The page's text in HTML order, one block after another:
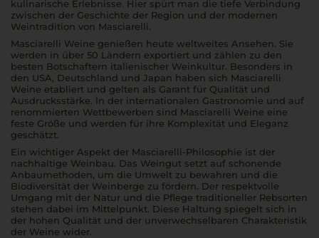
kulinarische Erlebnisse. Hier spürt man die tiefe Verbindung
zwischen der Geschichte der Region und der modernen
Weintradition von Masciarelli.
Masciarelli Weine genießen heute weltweites Ansehen. Sie
werden in über 50 Ländern exportiert und zählen zu den
besten Botschaftern italienischer Weinkultur. Besonders in
den USA, Deutschland und Japan haben sich Masciarelli
Weine etabliert und gelten als Garant für Qualität und
Ausdrucksstärke. In der internationalen Gastronomie und auf
renommierten Wettbewerben sind Masciarelli Weine eine
feste Größe und werden für ihre Komplexität und Eleganz
geschätzt.
Ein wichtiger Aspekt der Masciarelli-Philosophie ist der
nachhaltige Weinbau. Das Weingut setzt auf schonende
Anbaumethoden, um die Umwelt zu bewahren und die
Biodiversität der Weinberge zu fördern. Der respektvolle
Umgang mit der Natur und die Pflege traditioneller Rebsorten
stehen dabei im Mittelpunkt. Diese Haltung spiegelt sich in
der hohen Qualität und der unverwechselbaren Charakteristik
der Weine wider.